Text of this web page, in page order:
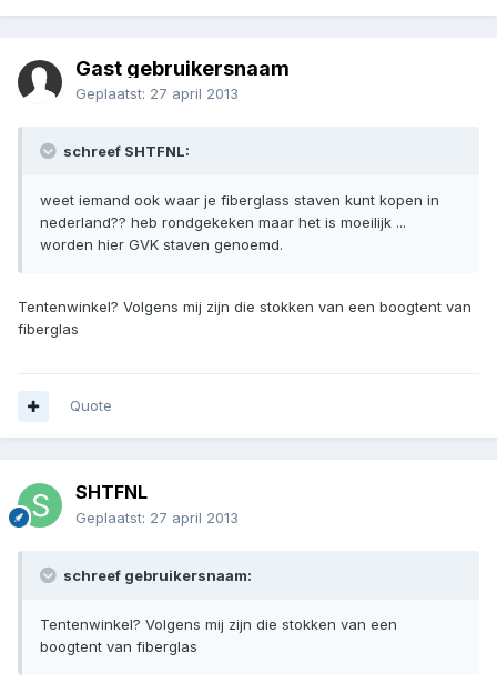
Gast gebruikersnaam
Geplaatst: 27 april 2013
schreef SHTFNL:
weet iemand ook waar je fiberglass staven kunt kopen in
nederland?? heb rondgekeken maar het is moeilijk ...
worden hier GVK staven genoemd.
Tentenwinkel? Volgens mij zijn die stokken van een boogtent van
fiberglas
Quote
SHTFNL
Geplaatst: 27 april 2013
schreef gebruikersnaam:
Tentenwinkel? Volgens mij zijn die stokken van een
boogtent van fiberglas